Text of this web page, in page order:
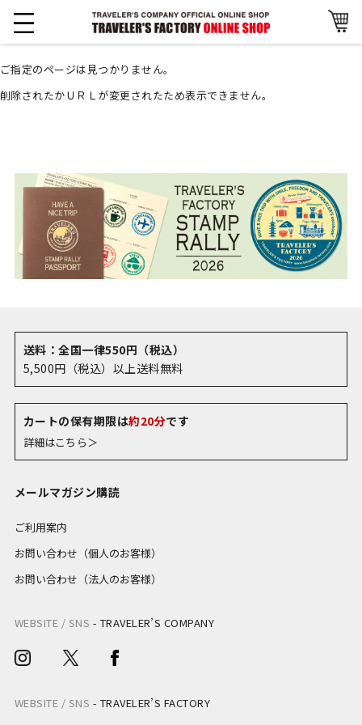
ご指定のページは見つかりません。
削除されたかＵＲＬが変更されたため表示できません。
送料：全国一律550円（税込）
5,500円（税込）以上送料無料
カートの保有期限は約20分です
詳細はこちら＞
メールマガジン購読
ご利用案内
お問い合わせ（個人のお客様）
お問い合わせ（法人のお客様）
WEBSITE / SNS - TRAVELER’S COMPANY
WEBSITE / SNS - TRAVELER’S FACTORY